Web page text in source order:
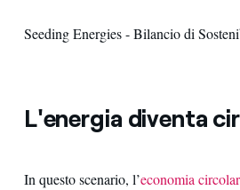
Seeding Energies - Bilancio di
L'energia diventa
In questo scenario, l’economia